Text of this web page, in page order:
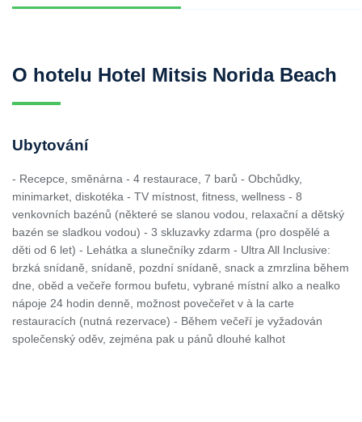
O hotelu Hotel Mitsis Norida Beach
Ubytování
- Recepce, směnárna - 4 restaurace, 7 barů - Obchůdky,
minimarket, diskotéka - TV místnost, fitness, wellness - 8
venkovních bazénů (některé se slanou vodou, relaxační a dětský
bazén se sladkou vodou) - 3 skluzavky zdarma (pro dospělé a
děti od 6 let) - Lehátka a slunečníky zdarm - Ultra All Inclusive:
brzká snídaně, snídaně, pozdní snídaně, snack a zmrzlina během
dne, oběd a večeře formou bufetu, vybrané místní alko a nealko
nápoje 24 hodin denně, možnost povečeřet v à la carte
restauracích (nutná rezervace) - Během večeří je vyžadován
společenský oděv, zejména pak u pánů dlouhé kalhot